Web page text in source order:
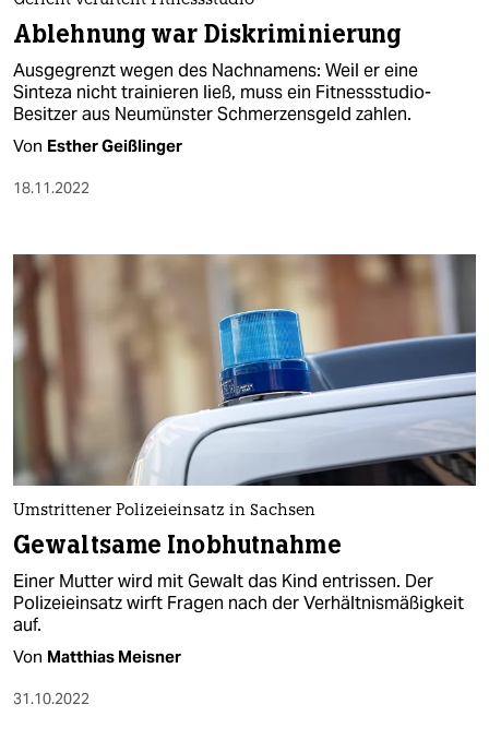
Ablehnung war Diskriminierung
Ausgegrenzt wegen des Nachnamens: Weil er eine
Sinteza nicht trainieren ließ, muss ein Fitnessstudio-
Besitzer aus Neumünster Schmerzensgeld zahlen.
Von Esther Geißlinger
18.11.2022
Umstrittener Polizeieinsatz in Sachsen
Gewaltsame Inobhutnahme
Einer Mutter wird mit Gewalt das Kind entrissen. Der
Polizeieinsatz wirft Fragen nach der Verhältnismäßigkeit
auf.
Von Matthias Meisner
31.10.2022